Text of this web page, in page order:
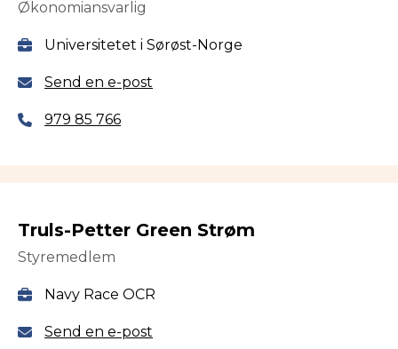
Økonomiansvarlig
Universitetet i Sørøst-Norge
Send en e-post
979 85 766
Truls-Petter Green Strøm
Styremedlem
Navy Race OCR
Send en e-post